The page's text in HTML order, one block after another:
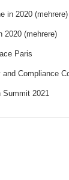
in 2020 (mehrere)
2020 (mehrere)
Paris
Compliance
Summit 2021